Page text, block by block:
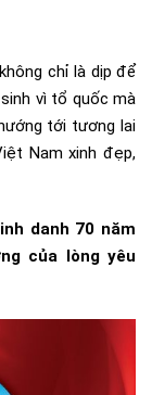
chỉ là dịp để
vì tổ quốc mà
tới tương lai
Nam xinh đẹp,
danh 70 năm
của lòng yêu